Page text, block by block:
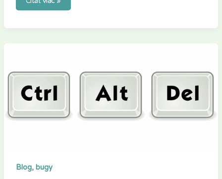
Blog, bugy
reset
do
čistého
stavu
defaultnej